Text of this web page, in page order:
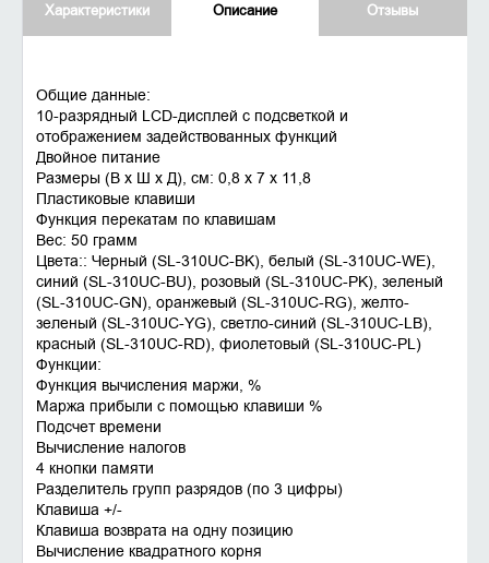
Характеристики Описание Отзывы
Общие данные:
10-разрядный LCD-дисплей с подсветкой и
отображением задействованных функций
Двойное питание
Размеры (В х Ш х Д), cм: 0,8 x 7 x 11,8
Пластиковые клавиши
Функция перекатам по клавишам
Вес: 50 грамм
Цвета:: Черный (SL-310UC-BK), белый (SL-310UC-WE),
синий (SL-310UC-BU), розовый (SL-310UC-PK), зеленый
(SL-310UC-GN), оранжевый (SL-310UC-RG), желто-
зеленый (SL-310UC-YG), светло-синий (SL-310UC-LB),
красный (SL-310UC-RD), фиолетовый (SL-310UC-PL)
Функции:
Функция вычисления маржи, %
Маржа прибыли с помощью клавиши %
Подсчет времени
Вычисление налогов
4 кнопки памяти
Разделитель групп разрядов (по 3 цифры)
Клавиша +/-
Клавиша возврата на одну позицию
Вычисление квадратного корня